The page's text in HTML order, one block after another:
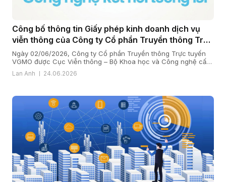
Công bố thông tin Giấy phép kinh doanh dịch vụ
viễn thông của Công ty Cổ phần Truyền thông Trực
tuyến VGMO
Ngày 02/06/2026, Công ty Cổ phần Truyền thông Trực tuyến
VGMO được Cục Viễn thông – Bộ Khoa học và Công nghệ cấp
Giấy phép kinh doanh dịch vụ viễn thông số 180/GP-CVT. Thực
hiện quy định tại khoản 6 Điều 35 Nghị định số 163/2024/NĐ-
Lan Anh 24.06.2026